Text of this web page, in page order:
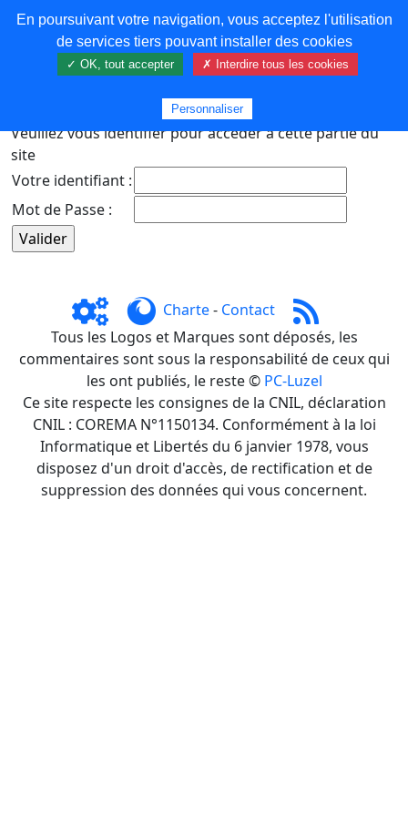
COREMA
Veuillez vous identifier pour accéder à cette partie du
site
Votre identifiant :
Mot de Passe :
Charte- Contact
Tous les Logos et Marques sont déposés, les
commentaires sont sous la responsabilité de ceux qui
les ont publiés, le reste © PC-Luzel
Ce site respecte les consignes de la CNIL, déclaration
CNIL : COREMA N°1150134. Conformément à la loi
Informatique et Libertés du 6 janvier 1978, vous
disposez d'un droit d'accès, de rectification et de
suppression des données qui vous concernent.
En poursuivant votre navigation, vous acceptez l'utilisation
de services tiers pouvant installer des cookies
✓ OK, tout accepter ✗ Interdire tous les cookies
Personnaliser